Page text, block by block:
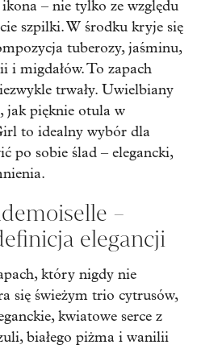
– nie tylko ze względu
szpilki. W środku kryje się
tuberozy, jaśminu,
i migdałów. To zapach
trwały. Uwielbiany
jak pięknie otula w
to idealny wybór dla
po sobie ślad – elegancki,
–
elegancji
który nigdy nie
się świeżym trio cytrusów,
kwiatowe serce z
białego piżma i wanilii